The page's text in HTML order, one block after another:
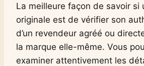
La meilleure façon de savoir si
originale est de vérifier son
d’un revendeur agréé ou
la marque elle-même. Vous
examiner attentivement les